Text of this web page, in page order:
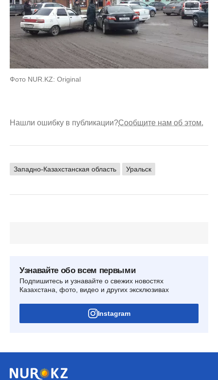
Фото NUR.KZ: Original
Нашли ошибку в публикации?Сообщите нам об этом.
Западно-Казахстанская область Уральск
Узнавайте обо всем первыми
Подпишитесь и узнавайте о свежих новостях
Казахстана, фото, видео и других эксклюзивах
Instagram